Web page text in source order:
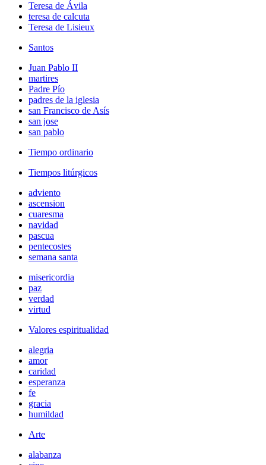
Teresa de Ávila
teresa de calcuta
Teresa de Lisieux
Santos
Juan Pablo II
martires
Padre Pío
padres de la iglesia
san Francisco de Asís
san jose
san pablo
Tiempo ordinario
Tiempos litúrgicos
adviento
ascension
cuaresma
navidad
pascua
pentecostes
semana santa
misericordia
paz
verdad
virtud
Valores espiritualidad
alegria
amor
caridad
esperanza
fe
gracia
humildad
Arte
alabanza